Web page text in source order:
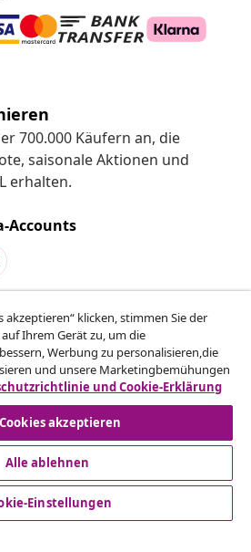
700.000 Käufern an, die
saisonale Aktionen und
erhalten.
Accounts
für deine Bestellung
zurücktreten
akzeptieren“ klicken, stimmen Sie der
Ihrem Gerät zu, um die
Werbung zu personalisieren,die
und unsere Marketingbemühungen
und Cookie-Erklärung
akzeptieren
Alle ablehnen
Einstellungen